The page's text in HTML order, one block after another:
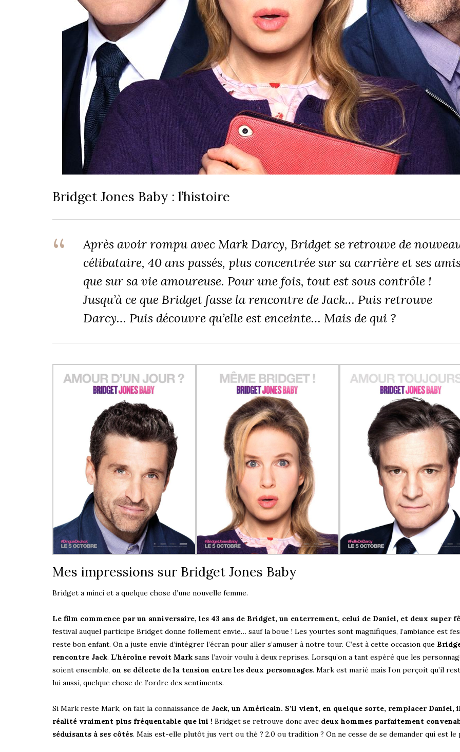
Bridget Jones Baby : l’histoire
Après avoir rompu avec Mark Darcy, Bridget se retrouve de
célibataire, 40 ans passés, plus concentrée sur sa carrière et ses
que sur sa vie amoureuse. Pour une fois, tout est sous contrôle !
Jusqu’à ce que Bridget fasse la rencontre de Jack… Puis retrouve
Darcy… Puis découvre qu’elle est enceinte… Mais de qui ?
Mes impressions sur Bridget Jones Baby
Bridget a minci et a quelque chose d’une nouvelle femme.
Le film commence par un anniversaire, les 43 ans de Bridget, un enterrement, celui de Daniel, et deux super
festival auquel participe Bridget donne follement envie… sauf la boue ! Les yourtes sont magnifiques, l’ambiance est
reste bon enfant. On a juste envie d’intégrer l’écran pour aller s’amuser à notre tour. C’est à cette occasion que
rencontre Jack. L’héroïne revoit Mark sans l’avoir voulu à deux reprises. Lorsqu’on a tant espéré que les
soient ensemble, on se délecte de la tension entre les deux personnages. Mark est marié mais l’on perçoit qu’il
lui aussi, quelque chose de l’ordre des sentiments.
Si Mark reste Mark, on fait la connaissance de Jack, un Américain. S’il vient, en quelque sorte, remplacer Daniel,
réalité vraiment plus fréquentable que lui ! Bridget se retrouve donc avec deux hommes parfaitement
séduisants à ses côtés. Mais est-elle plutôt jus vert ou thé ? 2.0 ou tradition ? On ne cesse de se demander qui est le